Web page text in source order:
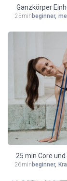
Ganzkörper
25min beginner,
25 min Core
friendly)
26min beginner,